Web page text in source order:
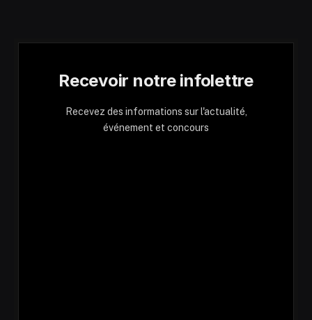
Recevoir notre infolettre
Recevez des informations sur l'actualité,
événement et concours